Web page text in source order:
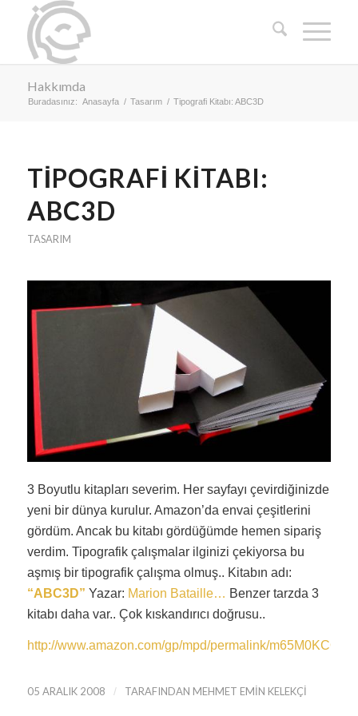
Hakkımda
Buradasınız: Anasayfa / Tasarım / Tipografi Kitabı: ABC3D
TIPOGRAFI KITABI:
ABC3D
TASARIM
3 Boyutlu kitapları severim. Her sayfayı çevirdiğinizde
yeni bir dünya kurulur. Amazon’da envai çeşitlerini
gördüm. Ancak bu kitabı gördüğümde hemen sipariş
verdim. Tipografik çalışmalar ilginizi çekiyorsa bu
aşmış bir tipografik çalışma olmuş.. Kitabın adı:
“ABC3D” Yazar: Marion Bataille… Benzer tarzda 3
kitabı daha var.. Çok kıskandırıcı doğrusu..
http://www.amazon.com/gp/mpd/permalink/
05 ARALIK 2008 / TARAFINDAN MEHMET EMIN KELEKÇI